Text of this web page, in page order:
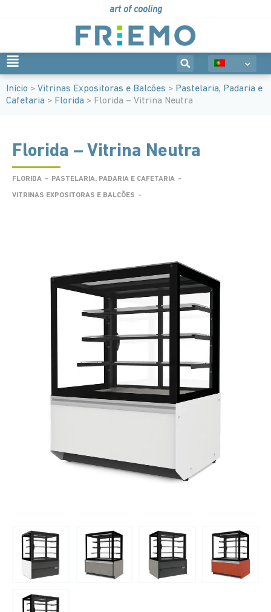
art of cooling
Início > Vitrinas Expositoras e Balcões > Pastelaria, Padaria e
Cafetaria > Florida > Florida – Vitrina Neutra
Florida – Vitrina Neutra
FLORIDA - PASTELARIA, PADARIA E CAFETARIA -
VITRINAS EXPOSITORAS E BALCÕES -